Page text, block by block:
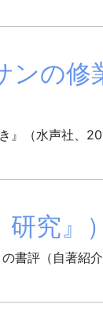
ンの
（水声社、
究』）
書評（自著紹介